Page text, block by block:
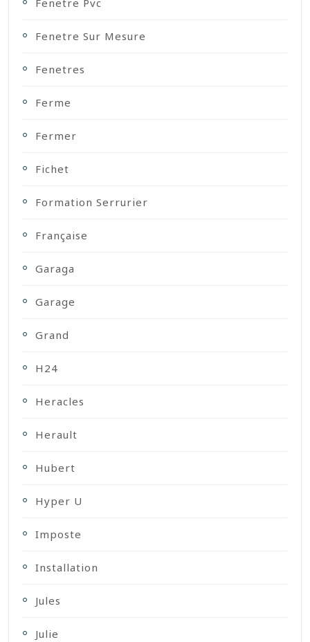
Fenetre Sur Mesure
Fenetres
Ferme
Fermer
Fichet
Formation Serrurier
Française
Garaga
Garage
Grand
H24
Heracles
Herault
Hubert
Hyper U
Imposte
Installation
Jules
Julie